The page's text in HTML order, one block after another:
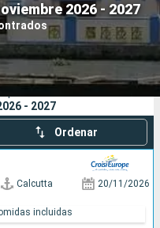
2026 - 2027
Compañías
Buscar
- 2027
Ordenar
Calcutta 20/11/2026
incluidas